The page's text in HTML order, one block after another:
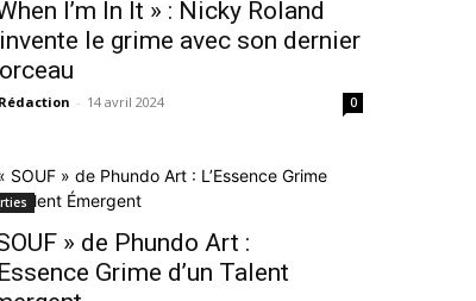
I’m In It » : Nicky Roland
le grime avec son dernier
- 14 avril 2024 0
» de Phundo Art :
Grime d’un Talent